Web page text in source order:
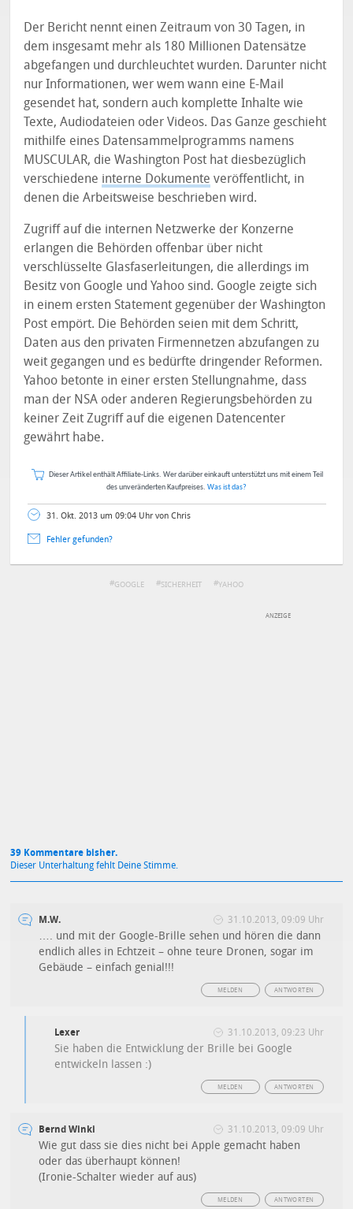
Der Bericht nennt einen Zeitraum von 30 Tagen, in
dem insgesamt mehr als 180 Millionen Datensätze
abgefangen und durchleuchtet wurden. Darunter nicht
nur Informationen, wer wem wann eine E-Mail
gesendet hat, sondern auch komplette Inhalte wie
Texte, Audiodateien oder Videos. Das Ganze geschieht
mithilfe eines Datensammelprogramms namens
MUSCULAR, die Washington Post hat diesbezüglich
verschiedene interne Dokumente veröffentlicht, in
denen die Arbeitsweise beschrieben wird.
Zugriff auf die internen Netzwerke der Konzerne
erlangen die Behörden offenbar über nicht
verschlüsselte Glasfaserleitungen, die allerdings im
Besitz von Google und Yahoo sind. Google zeigte sich
in einem ersten Statement gegenüber der Washington
Post empört. Die Behörden seien mit dem Schritt,
Daten aus den privaten Firmennetzen abzufangen zu
weit gegangen und es bedürfte dringender Reformen.
Yahoo betonte in einer ersten Stellungnahme, dass
man der NSA oder anderen Regierungsbehörden zu
keiner Zeit Zugriff auf die eigenen Datencenter
gewährt habe.
Dieser Artikel enthält Affiliate-Links. Wer darüber einkauft unterstützt uns mit einem Teil
des unveränderten Kaufpreises. Was ist das?
31. Okt. 2013 um 09:04 Uhr von Chris
Fehler gefunden?
GOOGLE SICHERHEIT YAHOO
39 Kommentare bisher.
Dieser Unterhaltung fehlt Deine Stimme.
M.W. 31.10.2013, 09:09 Uhr
…. und mit der Google-Brille sehen und hören die dann
endlich alles in Echtzeit – ohne teure Dronen, sogar im
Gebäude – einfach genial!!!
ANTWORTEN
MELDEN
Lexer 31.10.2013, 09:23 Uhr
Sie haben die Entwicklung der Brille bei Google
entwickeln lassen :)
ANTWORTEN
MELDEN
Bernd Winki 31.10.2013, 09:09 Uhr
Wie gut dass sie dies nicht bei Apple gemacht haben
oder das überhaupt können!
(Ironie-Schalter wieder auf aus)
ANTWORTEN
MELDEN